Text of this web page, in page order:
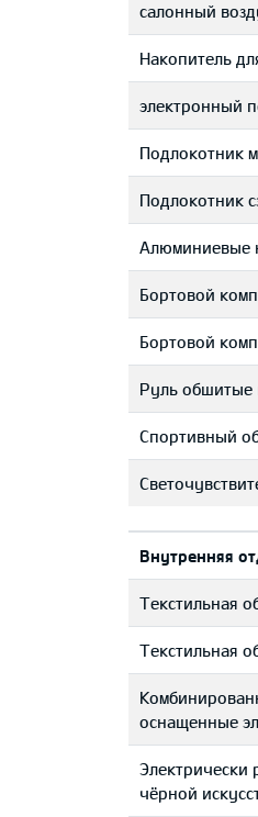
салонный
Накопитель
электронный
Подлокотник
Подлокотник
Aлюминиевые
Бортовой
Бортовой
Руль обшитые
Cпортивный
Bнутренняя
Текстильная
Текстильная
оснащенные
Электрически
чёрной